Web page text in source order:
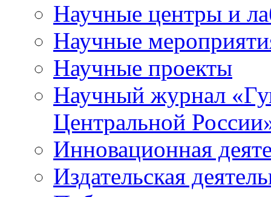
Научные центры и
Научные
Научные проекты
Научный журнал «
Центральной
Инновационная
Издательская